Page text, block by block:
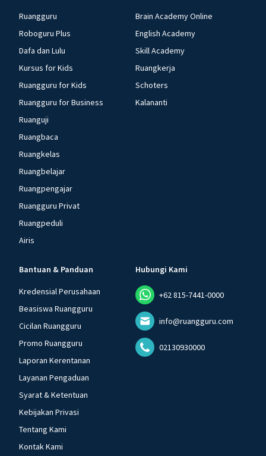
Ruangguru
Roboguru Plus
Dafa dan Lulu
Kursus for Kids
Ruangguru for Kids
Ruangguru for Business
Ruanguji
Ruangbaca
Ruangkelas
Ruangbelajar
Ruangpengajar
Ruangguru Privat
Ruangpeduli
Airis
Brain Academy Online
English Academy
Skill Academy
Ruangkerja
Schoters
Kalananti
Bantuan & Panduan
Kredensial Perusahaan
Beasiswa Ruangguru
Cicilan Ruangguru
Promo Ruangguru
Laporan Kerentanan
Layanan Pengaduan
Syarat & Ketentuan
Kebijakan Privasi
Tentang Kami
Kontak Kami
Hubungi Kami
+62 815-7441-0000
info@ruangguru.com
02130930000